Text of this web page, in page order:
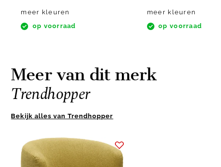
meer kleuren
op voorraad
meer kleuren
op voorraad
Meer van dit merk
Trendhopper
Bekijk alles van Trendhopper